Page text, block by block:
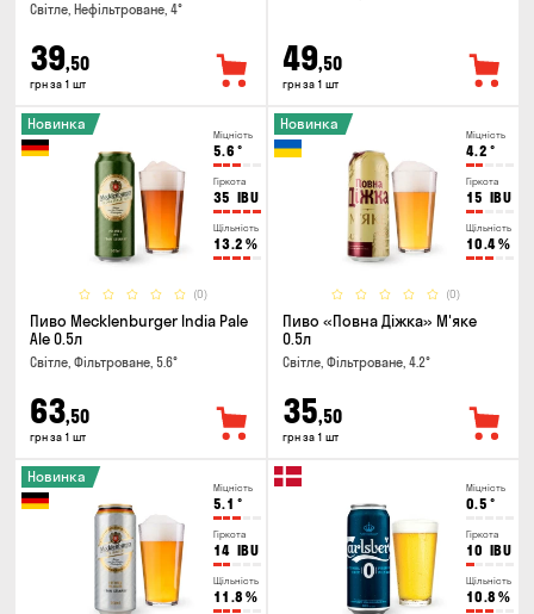
Світле, Нефільтроване, 4°
39,50
грн за 1 шт
49,50
грн за 1 шт
Міцність
5.6 °
Гіркота
35 IBU
Щільність
13.2 %
(0)
Новинка
Пиво Mecklenburger India Pale
Ale 0.5л
Світле, Фільтроване, 5.6°
63,50
грн за 1 шт
Міцність
4.2 °
Гіркота
15 IBU
Щільність
10.4%
(0)
Новинка
Пиво «Повна Діжка» М'яке
0.5л
Світле, Фільтроване, 4.2°
35,50
грн за 1 шт
Міцність
5.1 °
Гіркота
14 IBU
Щільність
11.8 %
Новинка
Міцність
0.5 °
Гіркота
10 IBU
Щільність
10.8 %